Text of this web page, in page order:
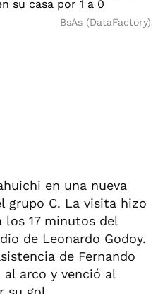
BsAs (DataFactory)
en una nueva
grupo C. La visita hizo
los 17 minutos del
de Leonardo Godoy.
de Fernando
arco y venció al